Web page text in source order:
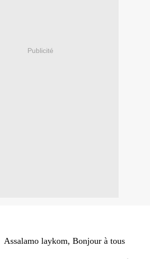
Publicité
laykom, Bonjour à tous